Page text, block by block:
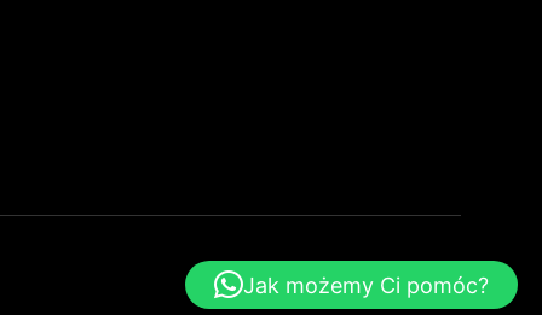
WebsiteStyle.pl - Strony WWW
Jak możemy Ci pomóc?